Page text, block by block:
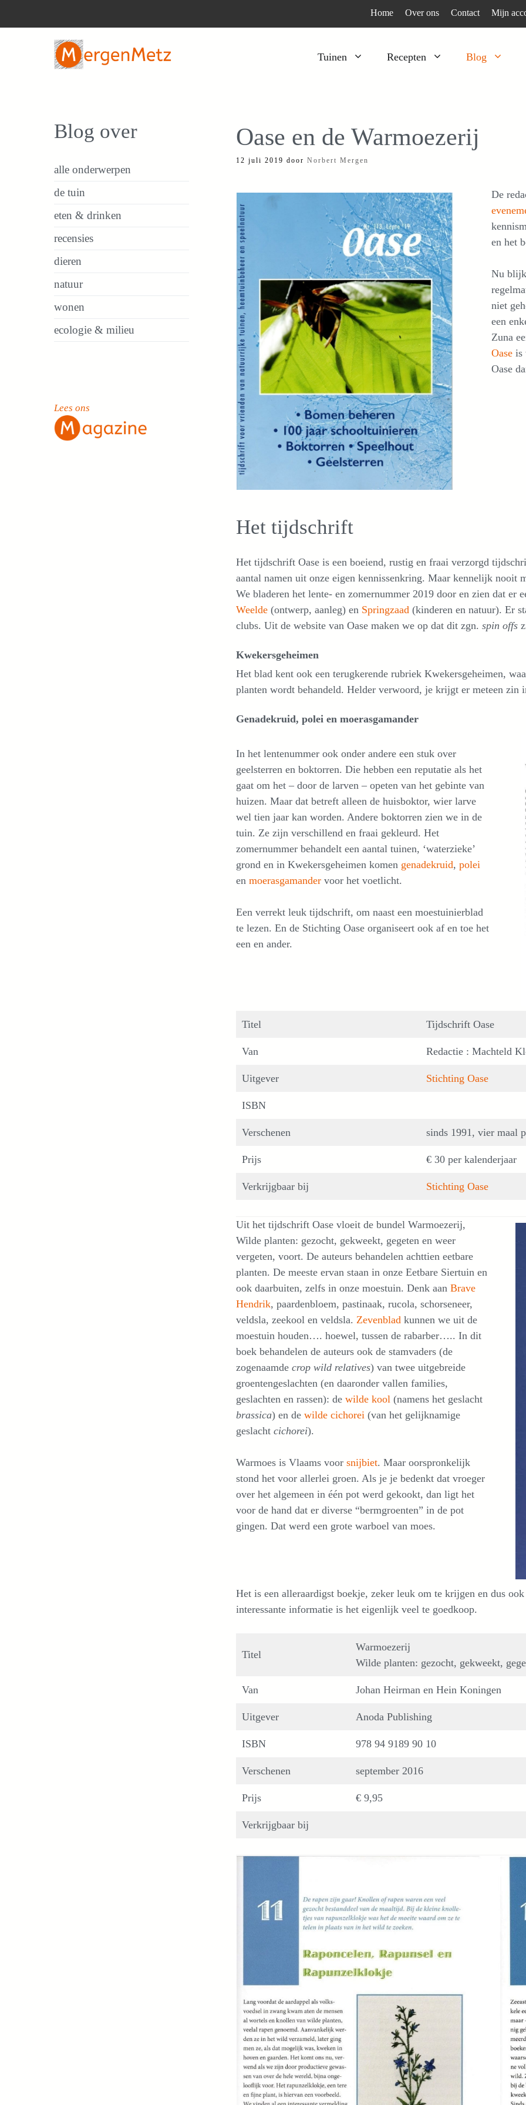
Home Over ons Contact Mijn
Tuinen Recepten Blog
Kruiden
Moestuin
Voedselbos
Peulgroenten
Bladgroenten
Oase en de Warmoezerij
12 juli 2019 door Norbert Mergen
De
en het
Nu
niet
een
Zuna
Oase is
Oase
Het tijdschrift
Het tijdschrift Oase is een boeiend, rustig en fraai verzorgd
aantal namen uit onze eigen kennissenkring. Maar kennelijk nooit
We bladeren het lente- en zomernummer 2019 door en zien dat er
Weelde (ontwerp, aanleg) en Springzaad (kinderen en natuur). Er
clubs. Uit de website van Oase maken we op dat dit zgn. spin offs
Kwekersgeheimen
Het blad kent ook een terugkerende rubriek Kwekersgeheimen,
planten wordt behandeld. Helder verwoord, je krijgt er meteen zin
Genadekruid, polei en moerasgamander
In het lentenummer ook onder andere een stuk over
geelsterren en boktorren. Die hebben een reputatie als het
gaat om het – door de larven – opeten van het gebinte van
huizen. Maar dat betreft alleen de huisboktor, wier larve
wel tien jaar kan worden. Andere boktorren zien we in de
tuin. Ze zijn verschillend en fraai gekleurd. Het
zomernummer behandelt een aantal tuinen, ‘waterzieke’
grond en in Kwekersgeheimen komen genadekruid, polei
en moerasgamander voor het voetlicht.
Een verrekt leuk tijdschrift, om naast een moestuinierblad
te lezen. En de Stichting Oase organiseert ook af en toe het
een en ander.
Titel Tijdschrift Oase
Van Redactie : Machteld
Uitgever Stichting Oase
ISBN
Verschenen sinds 1991, vier maal
Prijs € 30 per kalenderjaar
Verkrijgbaar bij Stichting Oase
Uit het tijdschrift Oase vloeit de bundel Warmoezerij,
Wilde planten: gezocht, gekweekt, gegeten en weer
vergeten, voort. De auteurs behandelen achttien eetbare
planten. De meeste ervan staan in onze Eetbare Siertuin en
ook daarbuiten, zelfs in onze moestuin. Denk aan Brave
Hendrik, paardenbloem, pastinaak, rucola, schorseneer,
veldsla, zeekool en veldsla. Zevenblad kunnen we uit de
moestuin houden…. hoewel, tussen de rabarber….. In dit
boek behandelen de auteurs ook de stamvaders (de
zogenaamde crop wild relatives) van twee uitgebreide
groentengeslachten (en daaronder vallen families,
geslachten en rassen): de wilde kool (namens het geslacht
brassica) en de wilde cichorei (van het gelijknamige
geslacht cichorei).
Warmoes is Vlaams voor snijbiet. Maar oorspronkelijk
stond het voor allerlei groen. Als je je bedenkt dat vroeger
over het algemeen in één pot werd gekookt, dan ligt het
voor de hand dat er diverse “bermgroenten” in de pot
gingen. Dat werd een grote warboel van moes.
Het is een alleraardigst boekje, zeker leuk om te krijgen en dus
interessante informatie is het eigenlijk veel te goedkoop.
Titel
Warmoezerij
Wilde planten: gezocht, gekweekt,
Van Johan Heirman en Hein Koningen
Uitgever Anoda Publishing
ISBN 978 94 9189 90 10
Verschenen september 2016
Prijs € 9,95
Verkrijgbaar bij
Blog over
alle onderwerpen
de tuin
eten & drinken
recensies
dieren
natuur
wonen
ecologie & milieu
Lees ons